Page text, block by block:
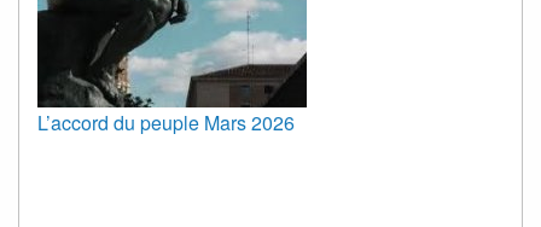
L’accord du peuple Mars 2026